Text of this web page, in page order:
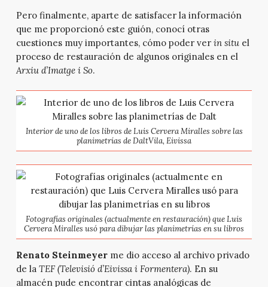
Pero finalmente, aparte de satisfacer la información
que me proporcionó este guión, conocí otras
cuestiones muy importantes, cómo poder verin situ el
proceso de restauración de algunos originales en el
Arxiu d’Imatge i So.
Interior de uno de los libros de Luis Cervera Miralles sobre las
planimetrías de DaltVila, Eivissa
Fotografías originales (actualmente en restauración) que Luis
Cervera Miralles usó para dibujar las planimetrías en su libros
Renato Steinmeyerme dio acceso al archivo privado
de la TEF (Televisió d’Eivissa i Formentera). En su
almacén pude encontrar cintas analógicas de